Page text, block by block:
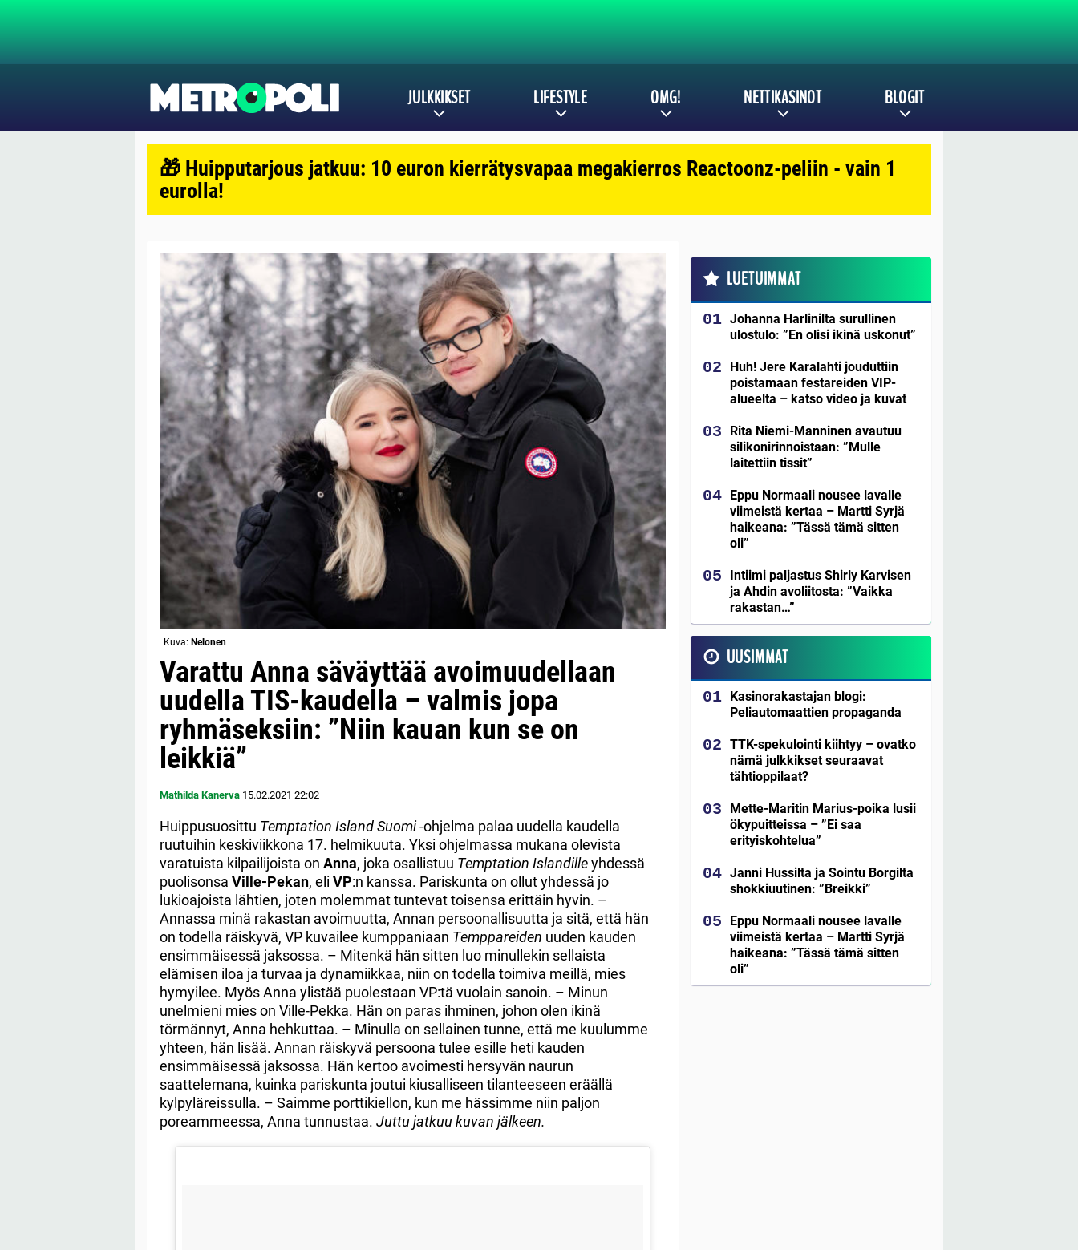
JULKKIKSET LIFESTYLE OMG! NETTIKASINOT BLOGIT
🎁 Huipputarjous jatkuu: 10 euron kierrätysvapaa megakierros Reactoonz-peliin - vain 1
eurolla!
Kuva: Nelonen
Varattu Anna säväyttää avoimuudellaan
uudella TIS-kaudella – valmis jopa
ryhmäseksiin: ”Niin kauan kun se on
leikkiä”
Mathilda Kanerva 15.02.2021 22:02
Huippusuosittu Temptation Island Suomi-ohjelma palaa uudella kaudella
ruutuihin keskiviikkona 17. helmikuuta. Yksi ohjelmassa mukana olevista
varatuista kilpailijoista on Anna, joka osallistuu Temptation Islandilleyhdessä
puolisonsa Ville-Pekan, eli VP:n kanssa. Pariskunta on ollut yhdessä jo
lukioajoista lähtien, joten molemmat tuntevat toisensa erittäin hyvin. –
Annassa minä rakastan avoimuutta, Annan persoonallisuutta ja sitä, että hän
on todella räiskyvä, VP kuvailee kumppaniaan Temppareiden uuden kauden
ensimmäisessä jaksossa. – Mitenkä hän sitten luo minullekin sellaista
elämisen iloa ja turvaa ja dynamiikkaa, niin on todella toimiva meillä, mies
hymyilee. Myös Anna ylistää puolestaan VP:tä vuolain sanoin. – Minun
unelmieni mies on Ville-Pekka. Hän on paras ihminen, johon olen ikinä
törmännyt, Anna hehkuttaa. – Minulla on sellainen tunne, että me kuulumme
yhteen, hän lisää. Annan räiskyvä persoona tulee esille heti kauden
ensimmäisessä jaksossa. Hän kertoo avoimesti hersyvän naurun
saattelemana, kuinka pariskunta joutui kiusalliseen tilanteeseen eräällä
kylpyläreissulla. – Saimme porttikiellon, kun me hässimme niin paljon
poreammeessa, Anna tunnustaa. Juttu jatkuu kuvan jälkeen.
LUETUIMMAT
Johanna Harlinilta surullinen
ulostulo: ”En olisi ikinä uskonut”
Huh! Jere Karalahti jouduttiin
poistamaan festareiden VIP-
alueelta – katso video ja kuvat
Rita Niemi-Manninen avautuu
silikonirinnoistaan: ”Mulle
laitettiin tissit”
Eppu Normaali nousee lavalle
viimeistä kertaa – Martti Syrjä
haikeana: ”Tässä tämä sitten
oli”
Intiimi paljastus Shirly Karvisen
ja Ahdin avoliitosta: ”Vaikka
rakastan…”
UUSIMMAT
Kasinorakastajan blogi:
Peliautomaattien propaganda
TTK-spekulointi kiihtyy – ovatko
nämä julkkikset seuraavat
tähtioppilaat?
Mette-Maritin Marius-poika lusii
ökypuitteissa – ”Ei saa
erityiskohtelua”
Janni Hussilta ja Sointu Borgilta
shokkiuutinen: ”Breikki”
Eppu Normaali nousee lavalle
viimeistä kertaa – Martti Syrjä
haikeana: ”Tässä tämä sitten
oli”